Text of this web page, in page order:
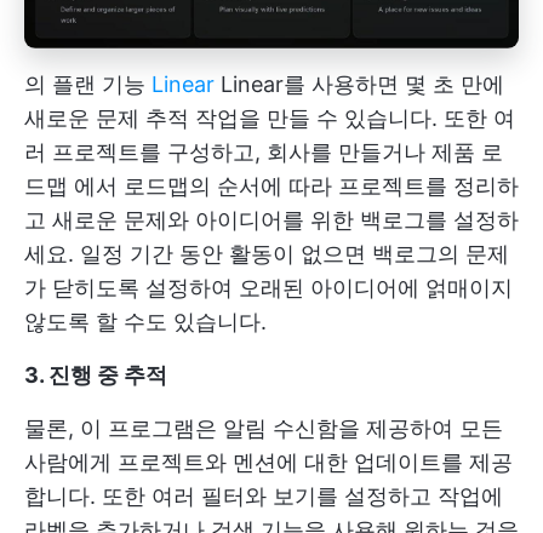
의 플랜 기능 Linear Linear를 사용하면 몇 초 만에
새로운 문제 추적 작업을 만들 수 있습니다. 또한 여
러 프로젝트를 구성하고, 회사를 만들거나 제품 로
드맵 에서 로드맵의 순서에 따라 프로젝트를 정리하
고 새로운 문제와 아이디어를 위한 백로그를 설정하
세요. 일정 기간 동안 활동이 없으면 백로그의 문제
가 닫히도록 설정하여 오래된 아이디어에 얽매이지
않도록 할 수도 있습니다.
3. 진행 중 추적
물론, 이 프로그램은 알림 수신함을 제공하여 모든
사람에게 프로젝트와 멘션에 대한 업데이트를 제공
합니다. 또한 여러 필터와 보기를 설정하고 작업에